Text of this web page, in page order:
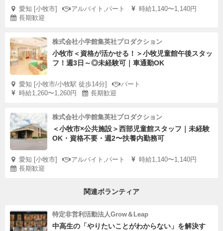
愛知 [小牧市] アルバイト,パート
時給1,140〜1,140円
長期歓迎
株式会社小学館集英社プロダクション
小牧市＜資格が活かせる！＞小牧児童館午後スタッ
フ！週3日～◎未経験可｜車通勤OK
愛知 [小牧市/小牧駅 徒歩14分]
パート
時給1,260〜1,260円
長期歓迎
株式会社小学館集英社プロダクション
＜小牧市×公共施設＞西部児童館スタッフ｜未経験
OK・資格不要・週2〜扶養内勤務可
愛知 [小牧市] アルバイト,パート
時給1,140〜1,140円
長期歓迎
関連ボランティア
特定非営利活動法人Grow＆Leap
中高生の「やりたいことがわからない」を解決す